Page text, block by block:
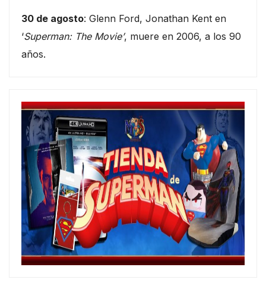
30 de agosto: Glenn Ford, Jonathan Kent en
‘Superman: The Movie’, muere en 2006, a los 90
años.